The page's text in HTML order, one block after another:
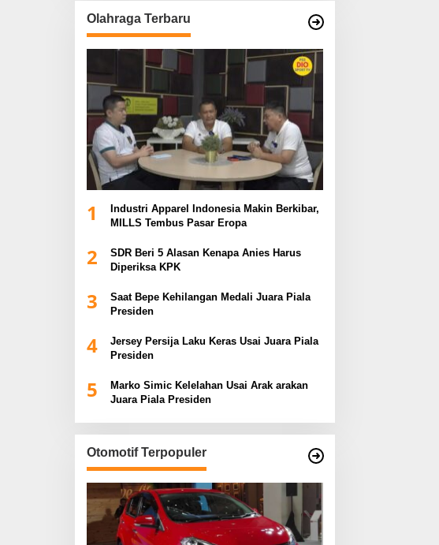
Olahraga Terbaru
1
Industri Apparel Indonesia Makin Berkibar,
MILLS Tembus Pasar Eropa
2
SDR Beri 5 Alasan Kenapa Anies Harus
Diperiksa KPK
3
Saat Bepe Kehilangan Medali Juara Piala
Presiden
4
Jersey Persija Laku Keras Usai Juara Piala
Presiden
5
Marko Simic Kelelahan Usai Arak arakan
Juara Piala Presiden
Otomotif Terpopuler